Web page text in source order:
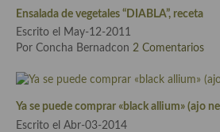
Cocina del Congo
Cocina Sefardí
Ensalada de vegetales “DIABLA”, receta
Escrito el May-12-2011
Por Concha Bernadcon 2 Comentarios
Ya se puede comprar «black allium» (ajo
Escrito el Abr-03-2014